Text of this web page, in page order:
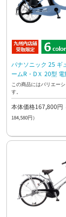
パナソニック 25 ギ
ームR・DＸ 20型 電
この商品にはバリエー
す。
本体価格167,800円
184,580円）